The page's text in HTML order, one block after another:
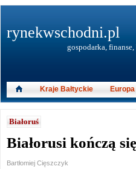
Białoruś
Białorusi kończą
Bartłomiej Cięszczyk
rynekwschodni.pl
gospodarka,
Kraje Bałtyckie